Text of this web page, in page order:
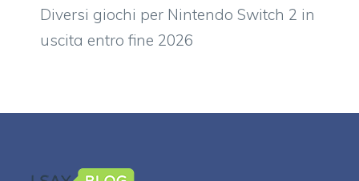
Diversi giochi per Nintendo Switch 2 in
uscita entro fine 2026